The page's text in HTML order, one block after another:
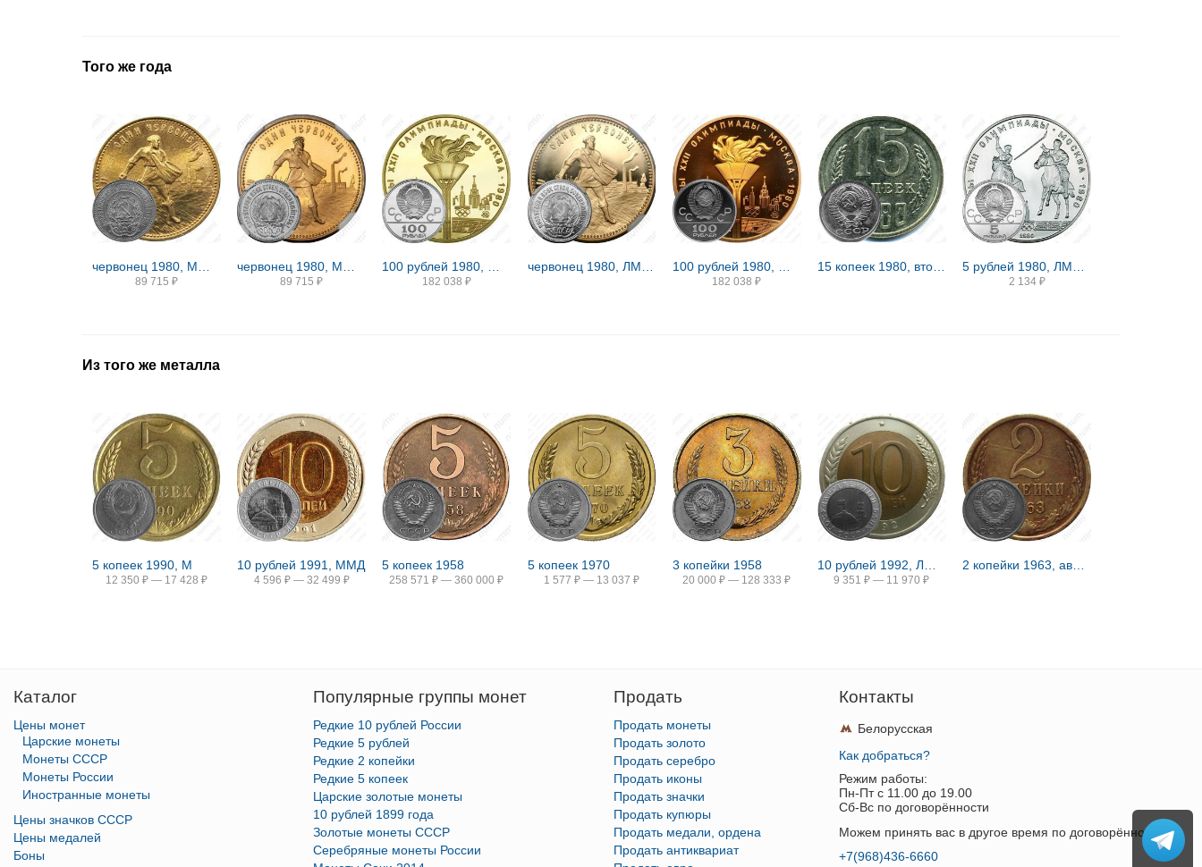
Того же года
89 715 ₽ 89 715 ₽ 182 038 ₽ 182 038 ₽ 2 134 ₽
Из того же металла
5 копеек 1990, М
12 350 ₽ — 17 428 ₽
10 рублей 1991, ММД
4 596 ₽ — 32 499 ₽
5 копеек 1958
258 571 ₽ — 360 000 ₽
5 копеек 1970
1 577 ₽ — 13 037 ₽
3 копейки 1958
20 000 ₽ — 128 333 ₽ 9 351 ₽ — 11 970 ₽
Каталог
Цены монет
Царские монеты
Монеты СССР
Монеты России
Иностранные монеты
Цены значков СССР
Цены медалей
Боны
Популярные группы монет
Редкие 10 рублей России
Редкие 5 рублей
Редкие 2 копейки
Редкие 5 копеек
Царские золотые монеты
10 рублей 1899 года
Золотые монеты СССР
Серебряные монеты России
Продать
Продать монеты
Продать золото
Продать серебро
Продать иконы
Продать значки
Продать купюры
Продать медали, ордена
Продать антиквариат
Контакты
Белорусская
Как добраться?
Режим работы:
Пн-Пт c 11.00 до 19.00
Сб-Вс по договорённости
Можем принять вас в другое время по договорённости.
+7(968)436-6660